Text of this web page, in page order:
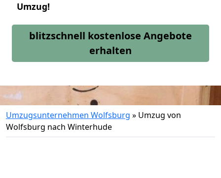
Umzug!
blitzschnell kostenlose Angebote
erhalten
Umzugsunternehmen Wolfsburg » Umzug von
Wolfsburg nach Winterhude